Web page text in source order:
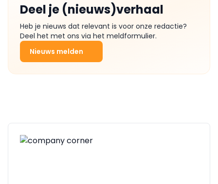
Deel je (nieuws)verhaal
Heb je nieuws dat relevant is voor onze redactie?
Deel het met ons via het meldformulier.
Nieuws melden